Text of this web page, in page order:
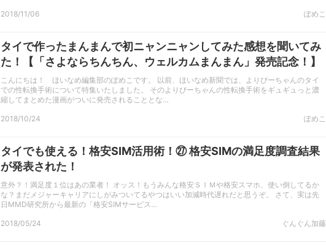
2018/11/06 ぽめこ
タイで作ったまんまんで初ニャンニャンしてみた感想を聞いてみ
た！【「さよならちんちん、ウェルカムまんまん」発売記念！】
こんにちは！ ほいなめ編集部のぽめこです。 以前、ほいなめ新聞では、よりぴーちゃんのタイ
での性転換手術について特集いたしました。 そのよりぴーちゃんの性転換手術をギュギュっと濃
縮してまとめた漫画がついに発売されることとな…
2018/10/24 ぽめこ
タイでも使える！格安SIM活用術！㉗ 格安SIMの満足度調査結果
が発表された！
意外？！満足度１位はあの業者！ オッス！もうみんな格安ＳＩＭや格安スマホ、使い倒してるか
な？まだメジャーキャリアにしがみついてるやつはいい加減時代遅れだと思うぞ。 さて、実は先
日MMD研究所から最新の「格安SIMサービス…
2018/05/24 ぐんぐん加藤